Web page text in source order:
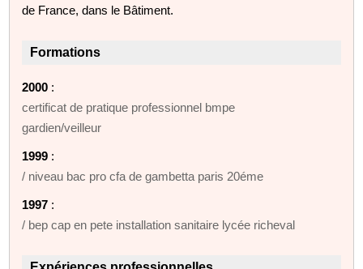
de France, dans le Bâtiment.
Formations
2000 :
certificat de pratique professionnel bmpe
gardien/veilleur
1999 :
/ niveau bac pro cfa de gambetta paris 20éme
1997 :
/ bep cap en pete installation sanitaire lycée richeval